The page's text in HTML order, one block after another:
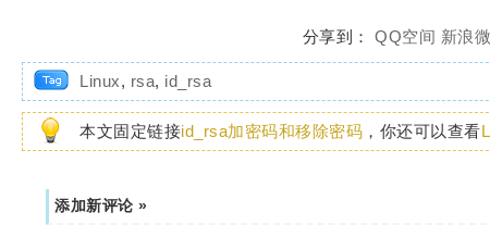
分享到： QQ空间 新浪
Linux, rsa, id_rsa
本文固定链接id_rsa加密码和移除密码 ，你还可以查看
添加新评论 »